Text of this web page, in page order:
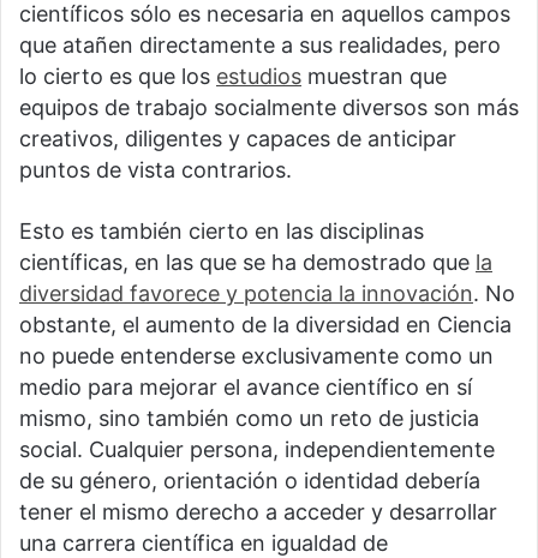
científicos sólo es necesaria en aquellos campos
que atañen directamente a sus realidades, pero
lo cierto es que los estudios muestran que
equipos de trabajo socialmente diversos son más
creativos, diligentes y capaces de anticipar
puntos de vista contrarios.
Esto es también cierto en las disciplinas
científicas, en las que se ha demostrado que la
diversidad favorece y potencia la innovación. No
obstante, el aumento de la diversidad en Ciencia
no puede entenderse exclusivamente como un
medio para mejorar el avance científico en sí
mismo, sino también como un reto de justicia
social. Cualquier persona, independientemente
de su género, orientación o identidad debería
tener el mismo derecho a acceder y desarrollar
una carrera científica en igualdad de